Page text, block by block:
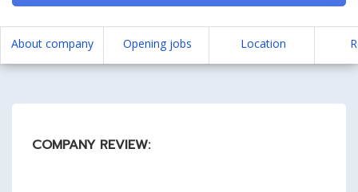
About company Opening jobs Location
COMPANY REVIEW: